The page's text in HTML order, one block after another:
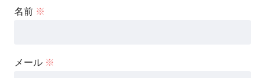
名前 ※
メール ※